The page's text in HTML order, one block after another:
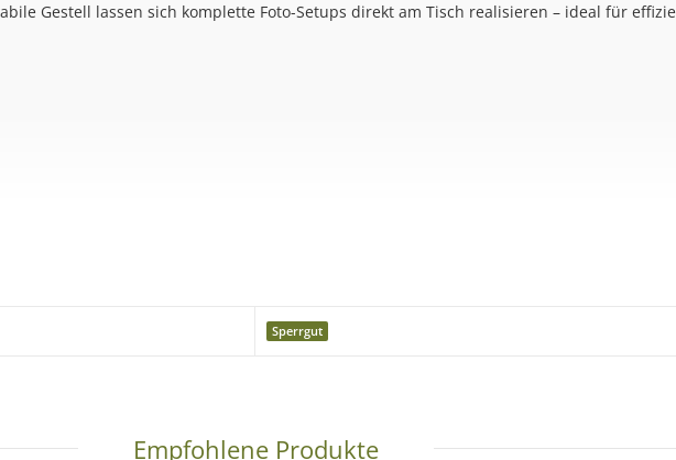
Gestell lassen sich komplette Foto-Setups direkt am Tisch realisieren – ideal für
eine gleichmäßige und schattenarme Ausleuchtung. Dadurch lassen sich Produkte
Sperrgut
Empfohlene Produkte